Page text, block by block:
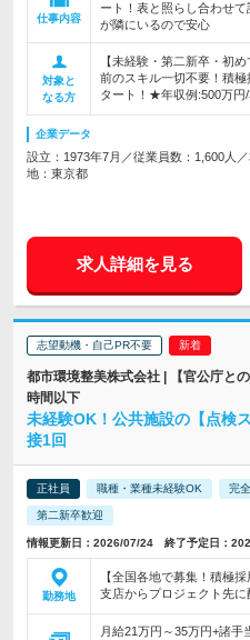
仕事内容
ート！表と照らし合わせ
が隣にいるので安心
対象と
なる方
【未経験・第二新卒・初
前のスキル一切不要！積
タート！★年収例:500万円
企業データ
設立：1973年7月／従業員数：1,600人
地：東京都
求人詳細を見る
志望動機・自己PR不要
都市環境整美株式会社 | 【官公庁と
時間以下
未経験OK！公共施設の【点
接1回
正社員 職種・業種未経験OK 完
第二新卒歓迎
情報更新日：2026/07/24 終了予定日：
勤務地
【全国各地で募集！積極
支店からプロジェクト先に
月給21万円～35万円+諸手